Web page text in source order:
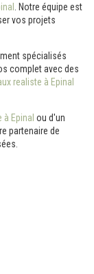
. Notre équipe est
vos projets
spécialisés
complet avec des
realiste à Epinal
Epinal ou d'un
partenaire de